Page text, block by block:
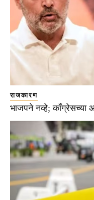
राजकारण
भाजपने नव्हे;